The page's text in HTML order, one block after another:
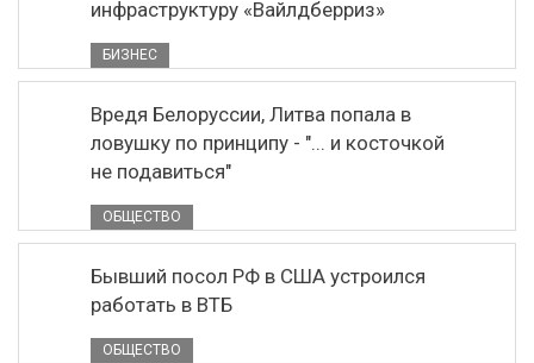
инфраструктуру «Вайлдберриз»
БИЗНЕС
Вредя Белоруссии, Литва попала в
ловушку по принципу - "... и косточкой
не подавиться"
ОБЩЕСТВО
Бывший посол РФ в США устроился
работать в ВТБ
ОБЩЕСТВО